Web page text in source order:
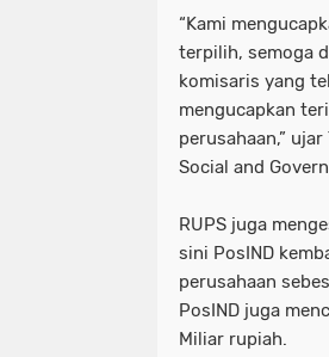
“Kami
terpilih, semoga
komisaris yang
mengucapkan
perusahaan,”
Social and
RUPS juga
sini PosIND
perusahaan
PosIND juga
Miliar rupiah.